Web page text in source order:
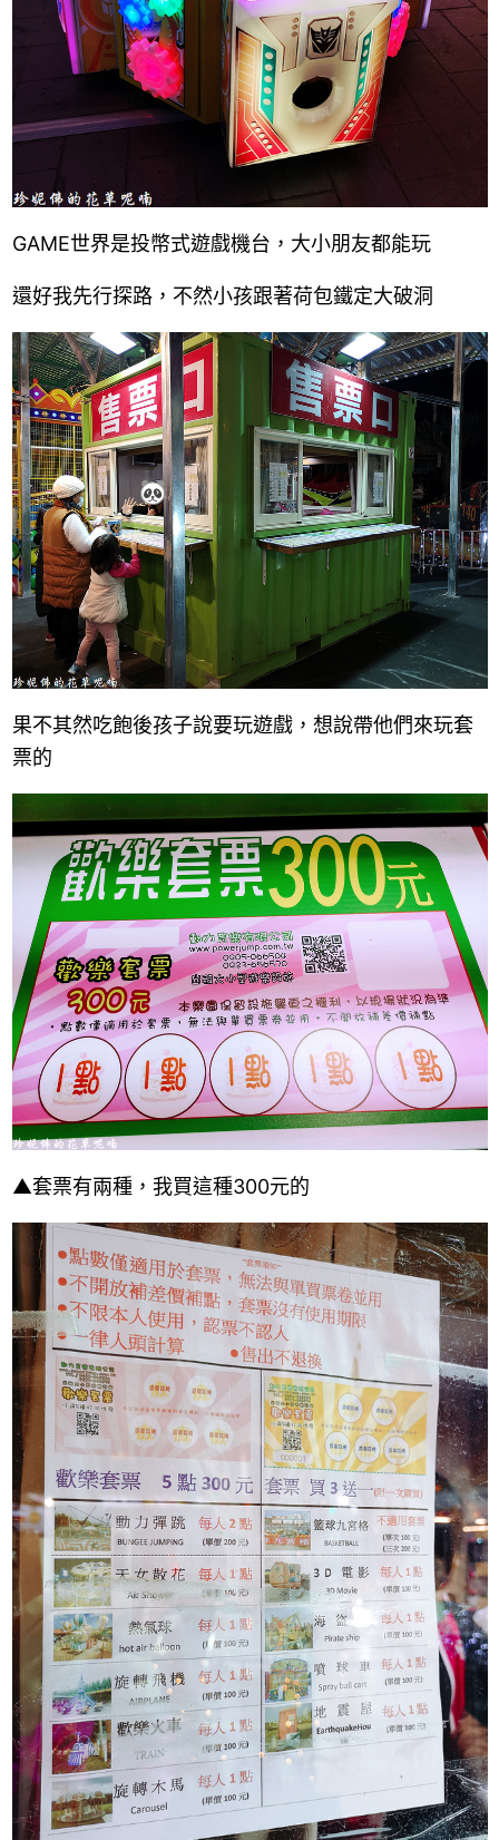
GAME世界是投幣式遊戲機台，大小朋友都能玩
還好我先行探路，不然小孩跟著荷包鐵定大破洞
果不其然吃飽後孩子說要玩遊戲，想說帶他們來玩套
票的
▲套票有兩種，我買這種300元的